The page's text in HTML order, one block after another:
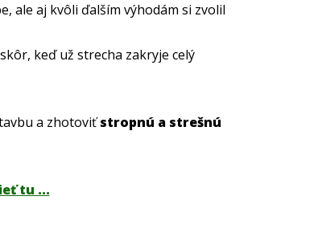
ale aj kvôli ďalším výhodám si zvolil
keď už strecha zakryje celý
a zhotoviťstropnú a strešnú
tu ...